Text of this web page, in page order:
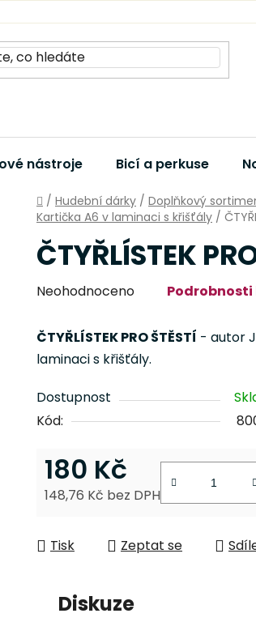
nástroje Bicí a perkuse
Domů
/ Hudební dárky / Doplňkový
Kartička A6 v laminaci s křišťály /
ČTYŘLÍSTEK
Průměrné
produktu
je
z
5
Neohodnoceno
ČTYŘLÍSTEK PRO ŠTĚSTÍ - autor
laminaci s křišťály.
Dostupnost
Kód:
180 Kč
148,76 Kč bez DPH
Tisk Zeptat se
Diskuze